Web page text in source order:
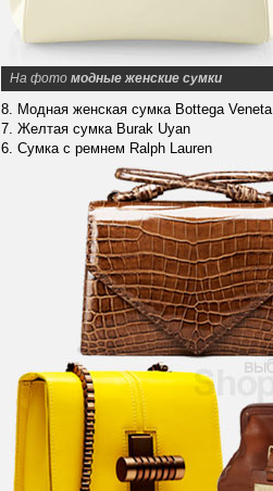
На фото модные женские сумки
8. Модная женская сумка Bottega Veneta
7. Желтая сумка Burak Uyan
6. Сумка с ремнем Ralph Lauren